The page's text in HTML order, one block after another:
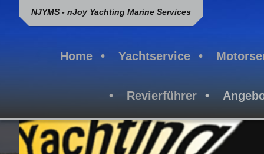
NJYMS - nJoy Yachting Marine Services
Home Yachtservice
Revierführer